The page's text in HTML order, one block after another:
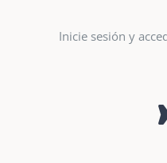
Inicie sesión y